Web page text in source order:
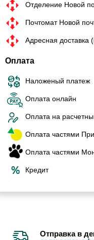
Отделение Новой
Почтомат Новой
Адресная доставка
Оплата
Наложеный платеж
Оплата онлайн
Оплата на
Оплата частями
Оплата частями
Кредит
Отправка в